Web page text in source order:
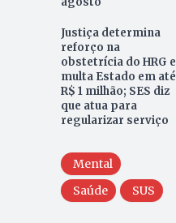
Justiça determina
reforço na
obstetrícia do HRG e
multa Estado em até
R$ 1 milhão; SES diz
que atua para
regularizar serviço
Mental
Saúde
SUS